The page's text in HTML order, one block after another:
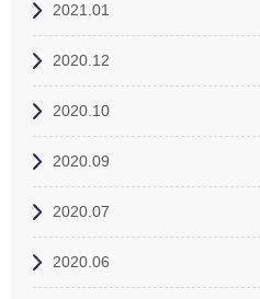
2021.01
2020.12
2020.10
2020.09
2020.07
2020.06